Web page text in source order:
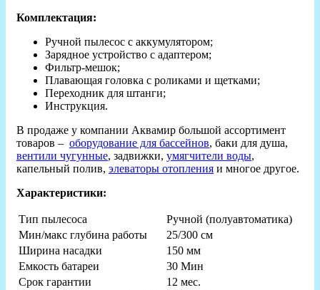
Комплектация:
Ручной пылесос с аккумулятором;
Зарядное устройство с адаптером;
Фильтр-мешок;
Плавающая головка с роликами и щетками;
Переходник для штанги;
Инструкция​.
В продаже у компании Аквамир большой ассортимент
товаров – оборудование для бассейнов, баки для душа,
вентили чугунные, задвижки, умягчители воды,
капельный полив, элеваторы отопления и многое другое.
Характеристики:
Тип пылесоса
Ручной (полуавтоматика)
Мин/макс глубина работы
25/300 см
Ширина насадки
150 мм
Емкость батареи
30 Мин
Срок гарантии
12 мес.